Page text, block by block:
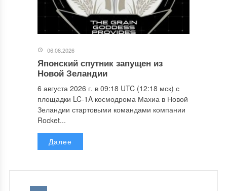
06.08.2026
Японский спутник запущен из
Новой Зеландии
6 августа 2026 г. в 09:18 UTC (12:18 мск) с
площадки LC-1A космодрома Махиа в Новой
Зеландии стартовыми командами компании
Rocket...
Далее